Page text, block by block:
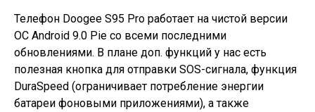
Телефон Doogee S95 Pro работает на чистой версии
ОС Android 9.0 Pie со всеми последними
обновлениями. В плане доп. функций у нас есть
полезная кнопка для отправки SOS-сигнала, функция
DuraSpeed (ограничивает потребление энергии
батареи фоновыми приложениями), а также